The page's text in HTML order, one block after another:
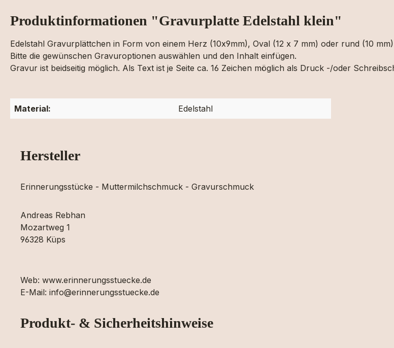
Produktinformationen "Gravurplatte Edelstahl klein"
Edelstahl Gravurplättchen in Form von einem Herz (10x9mm), Oval (12 x 7 mm) oder rund (10 mm)
Bitte die gewünschen Gravuroptionen auswählen und den Inhalt einfügen.
Gravur ist beidseitig möglich. Als Text ist je Seite ca. 16 Zeichen möglich als Druck -/oder
Material: Edelstahl
Hersteller
Erinnerungsstücke - Muttermilchschmuck - Gravurschmuck
Andreas Rebhan
Mozartweg 1
96328 Küps
Web: www.erinnerungsstuecke.de
E-Mail: info@erinnerungsstuecke.de
Produkt- & Sicherheitshinweise